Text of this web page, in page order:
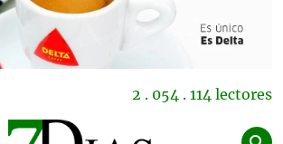
2 . 054 . 114 lectores